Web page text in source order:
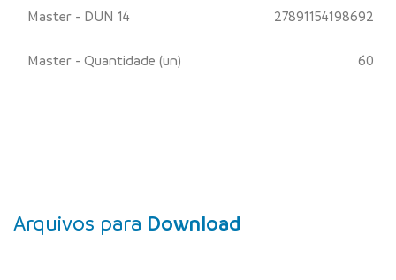
Master - DUN 14 27891154198692
Master - Quantidade (un) 60
Arquivos para Download